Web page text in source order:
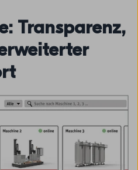
Transparenz,